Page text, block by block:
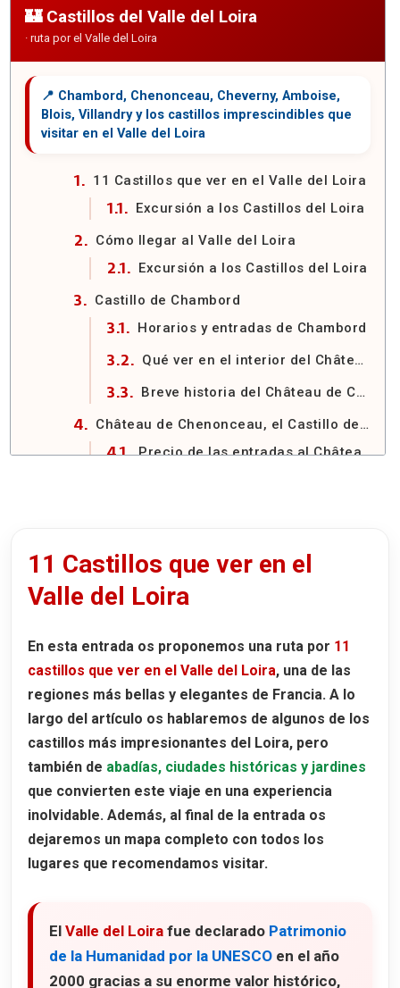
Castillos del Valle del Loira
11 Castillos que ver en el Valle del Loira
Excursión a los Castillos del Loira
Cómo llegar al Valle del Loira
Excursión a los Castillos del Loira
Castillo de Chambord
Horarios y entradas de Chambord
Qué ver en el interior del Château de Chambord
Breve historia del Château de Chambord
Château de Chenonceau, el Castillo de las Damas
Precio de las entradas al Château de Chenonceau en 2026
Los jardines de Chenonceau
Ver Chenonceau sin pagar
Castillo de Villandry
Los jardines de Villandry
El interior del Château de Villandry
Castillo de Azay-le-Rideau
11 Castillos que ver en el
Valle del Loira
En esta entrada os proponemos una ruta por 11
castillos que ver en el Valle del Loira, una de las
regiones más bellas y elegantes de Francia. A lo
largo del artículo os hablaremos de algunos de los
castillos más impresionantes del Loira, pero
también de abadías, ciudades históricas y jardines
que convierten este viaje en una experiencia
inolvidable. Además, al final de la entrada os
dejaremos un mapa completo con todos los
lugares que recomendamos visitar.
El Valle del Loira fue declarado Patrimonio
de la Humanidad por la UNESCO en el año
2000 gracias a su enorme valor histórico,